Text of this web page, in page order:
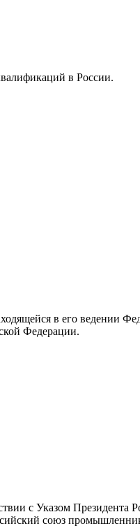
в России.
в его ведении
Федерации.
с Указом Президента
союз